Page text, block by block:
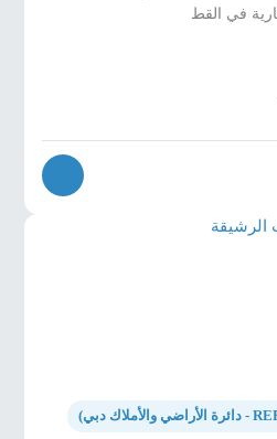
في القط